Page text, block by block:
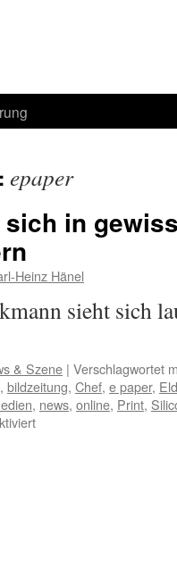
epaper
in
Heinz Hänel
sieht sich
& Szene | Verschlagwortet
, bildzeitung, Chef, e paper,
, news, online, Print,
für